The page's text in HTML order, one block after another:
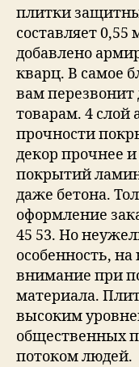
плитки
составляет
добавлено
кварц. В самое
вам перезвонит
товарам. 4
прочности
декор прочнее
покрытий
даже бетона.
оформление
45 53. Но
особенность,
внимание при
материала.
высоким
общественных
потоком людей.